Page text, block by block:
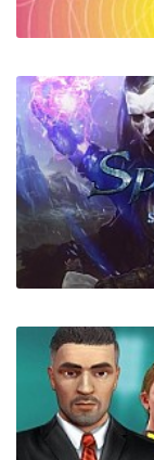
Totally